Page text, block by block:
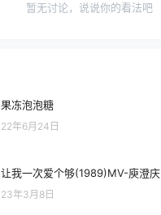
暂无讨论，说说你的看法吧
果冻泡泡糖
22年6月24日
让我一次爱个够(1989)MV-庾澄庆
23年3月8日